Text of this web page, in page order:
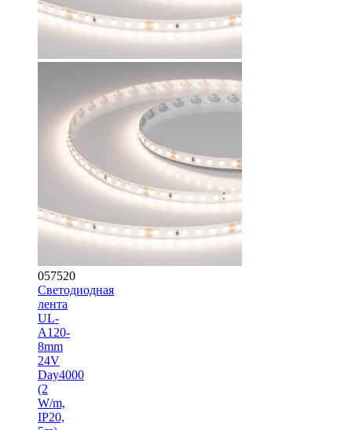
057520
Светодиодная
лента
UL-
A120-
8mm
24V
Day4000
(2
W/m,
IP20,